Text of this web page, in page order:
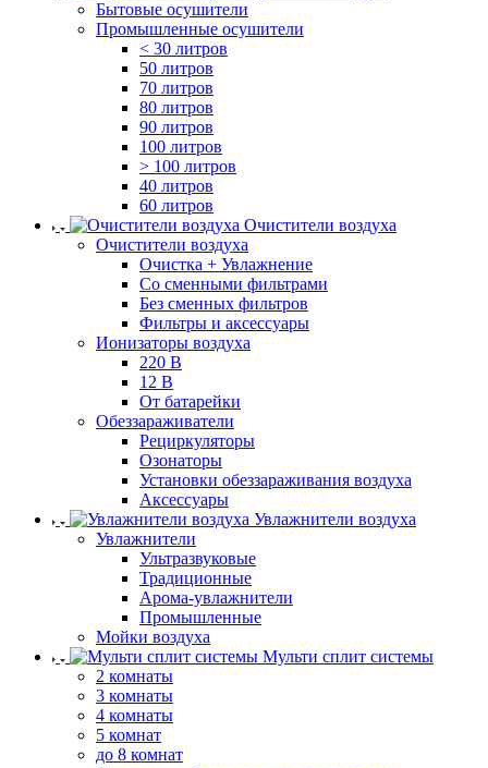
Бытовые осушители
Промышленные осушители
< 30 литров
50 литров
70 литров
80 литров
90 литров
100 литров
> 100 литров
40 литров
60 литров
Очистители воздуха
Очистители воздуха
Очистка + Увлажнение
Cо сменными фильтрами
Без сменных фильтров
Фильтры и аксессуары
Ионизаторы воздуха
220 В
12 В
От батарейки
Обеззараживатели
Рециркуляторы
Озонаторы
Установки обеззараживания воздуха
Аксессуары
Увлажнители воздуха
Увлажнители
Ультразвуковые
Традиционные
Арома-увлажнители
Промышленные
Мойки воздуха
Мульти сплит системы
2 комнаты
3 комнаты
4 комнаты
5 комнат
до 8 комнат